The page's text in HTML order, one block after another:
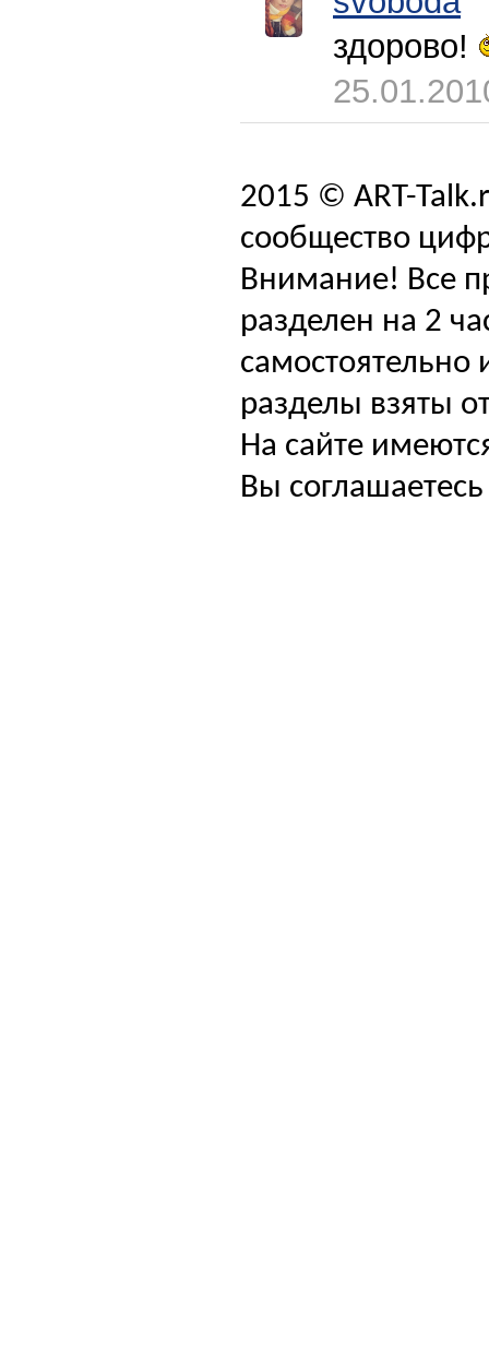
здорово!
2015 © ART-
сообщество
Внимание! Все
разделен на 2
самостоятельно
разделы взяты
На сайте
Вы